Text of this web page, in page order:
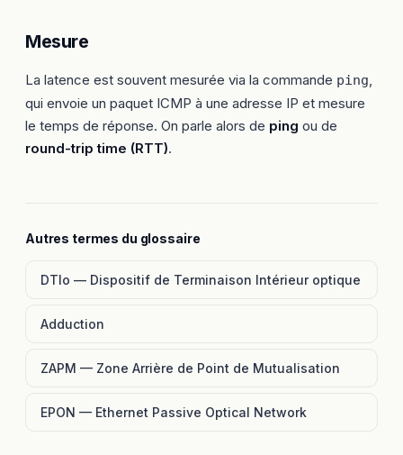
Mesure
La latence est souvent mesurée via la commande ping,
qui envoie un paquet ICMP à une adresse IP et mesure
le temps de réponse. On parle alors de ping ou de
round-trip time (RTT).
Autres termes du glossaire
DTIo — Dispositif de Terminaison Intérieur optique
Adduction
ZAPM — Zone Arrière de Point de Mutualisation
EPON — Ethernet Passive Optical Network